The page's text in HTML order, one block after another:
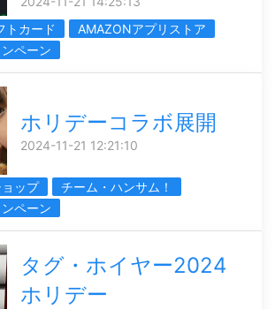
トカード
AMAZONアプリストア
ペーン
ホリデーコラボ展開
2024-11-21 12:21:10
ップ
チーム・ハンサム！
ペーン
タグ・ホイヤー2024
ホリデー